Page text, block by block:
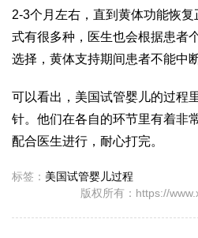
2-3个月左右，直到黄体功能恢
式有很多种，医生也会根据患者
选择，黄体支持期间患者不能中断
可以看出，美国试管婴儿的过程
针。他们在各自的环节里有着非
配合医生进行，耐心打完。
标签： 美国试管婴儿过程
版权所有：https://